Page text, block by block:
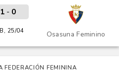
Osasuna Feminino
1- 0
25/04
FEDERACIÓN FEMININA